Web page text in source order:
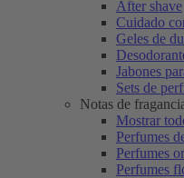
After shave
Cuidado
Geles de
Jabones
Sets de
Notas de
Mostrar
Perfumes
Perfumes
Perfumes